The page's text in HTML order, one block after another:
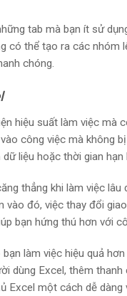
tab mà bạn ít sử
có thể tạo ra các nhóm
chóng.
hiệu suất làm việc mà
công việc mà không
liệu hoặc thời gian hạn
thẳng khi làm việc
vào đó, việc thay đổi
bạn hứng thú hơn với
làm việc hiệu quả
dùng Excel, thêm
Excel một cách dễ dàng